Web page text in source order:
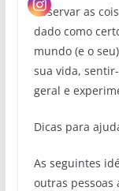
observar as
dado como
mundo (e o
sua vida,
geral e
Dicas para
As seguintes
outras pessoas